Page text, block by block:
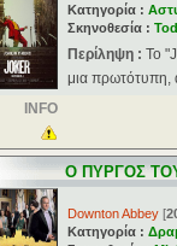
Κατηγορία :
Σκηνοθεσία :
Περίληψη : Το
μια πρωτότυπη,
INFO
Ο ΠΥΡΓΟΣ ΤΟΥ
Downton Abbey [
Κατηγορία :